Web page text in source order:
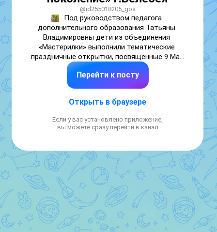
@id255018205_gos
Под руководством педагога
дополнительного образования Татьяны
Владимировны дети из объединения
«Мастерилки» выполнили тематические
праздничные открытки, посвящённые 9 Мая
— Дню Победы.
Дети с большим интересом изготовили
поздравительные изделия.
воспитанию патриотизма и уважения к
подрастающего поколения.
#Мастерилки
Перейти к посту
Открыть в браузере
Если у вас установлено приложение,
вы можете сразу перейти в канал